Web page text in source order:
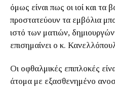
όμως είναι πως οι ιοί και τα
προστατεύουν τα εμβόλια
ιστό των ματιών,
επισημαίνει ο κ.
Οι οφθαλμικές επιπλοκές
άτομα με εξασθενημένο